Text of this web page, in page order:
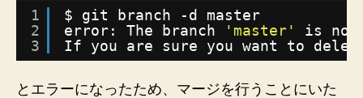
1
2
3
$ git branch -d master
error: The branch
'master'
is not
If you are sure you want to
とエラーになったため、マージを行うことにいた